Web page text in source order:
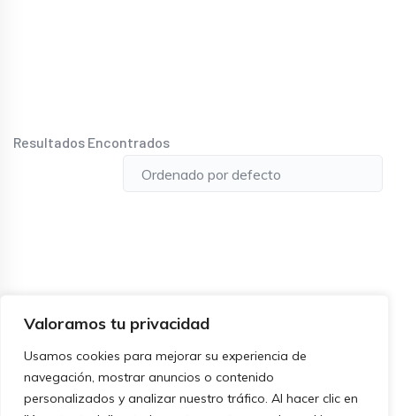
Valoramos tu privacidad
Usamos cookies para mejorar su experiencia de
navegación, mostrar anuncios o contenido
personalizados y analizar nuestro tráfico. Al hacer clic en
Resultados Encontrados